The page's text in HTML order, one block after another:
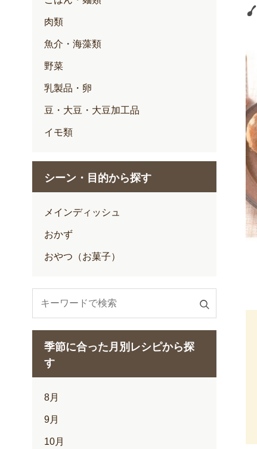
肉類
魚介・海藻類
野菜
乳製品・卵
豆・大豆・大豆加工品
イモ類
シーン・目的から探す
メインディッシュ
おかず
おやつ（お菓子）
索
季節に合った月別レシピから探
す
8月
9月
10月